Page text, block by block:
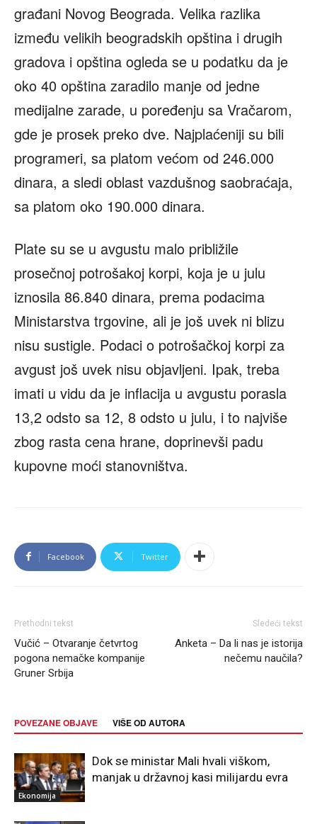
građani Novog Beograda. Velika razlika
između velikih beogradskih opština i drugih
gradova i opština ogleda se u podatku da je
oko 40 opština zaradilo manje od jedne
medijalne zarade, u poređenju sa Vračarom,
gde je prosek preko dve. Najplaćeniji su bili
programeri, sa platom većom od 246.000
dinara, a sledi oblast vazdušnog saobraćaja,
sa platom oko 190.000 dinara.
Plate su se u avgustu malo približile
prosečnoj potrošakoj korpi, koja je u julu
iznosila 86.840 dinara, prema podacima
Ministarstva trgovine, ali je još uvek ni blizu
nisu sustigle. Podaci o potrošačkoj korpi za
avgust još uvek nisu objavljeni. Ipak, treba
imati u vidu da je inflacija u avgustu porasla
13,2 odsto sa 12, 8 odsto u julu, i to najviše
zbog rasta cena hrane, doprinevši padu
kupovne moći stanovništva.
Facebook Twitter
Prethodni tekst
Vučić – Otvaranje četvrtog
pogona nemačke kompanije
Gruner Srbija
Sledeći tekst
Anketa – Da li nas je istorija
nečemu naučila?
POVEZANE OBJAVE VIŠE OD AUTORA
Ekonomija
Dok se ministar Mali hvali viškom,
manjak u državnoj kasi milijardu evra